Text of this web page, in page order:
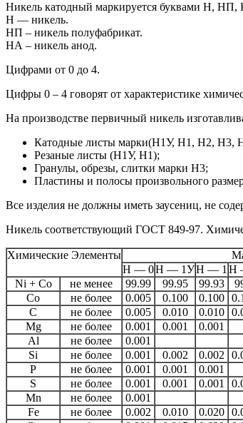
Никель катодный маркируется буквами Н,
Н — никель.
НП – никель полуфабрикат.
НА – никель анод.
Цифрами от 0 до 4.
Цифры 0 – 4 говорят от характеристике
На производстве первичный никель
Катодные листы марки(Н1У, Н1, Н2, Н3,
Резаные листы (Н1У, Н1);
Гранулы, обрезы, слитки марки Н3;
Пластины и полосы произвольного
Все изделия не должны иметь заусениц, не
Никель соответствующий ГОСТ 849-97.
Химические Элементы
Н — 0Н — 1УН — 1 Н
Ni + Co
не менее 99.99 99.95 99.93
Co
не более 0.005 0.100 0.100
C
не более 0.005 0.010 0.010
Mg
не более 0.001 0.001 0.001
Al
не более 0.001
Si
не более 0.001 0.002 0.002
P
не более 0.001 0.001 0.001
S
не более 0.001 0.001 0.001
Mn
не более 0.001
Fe
не более 0.002 0.010 0.020